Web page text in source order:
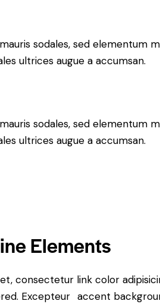
sodales, sed elementum
ultrices augue a accumsan.
sodales, sed elementum
ultrices augue a accumsan.
Elements
consectetur link color
Excepteur accent